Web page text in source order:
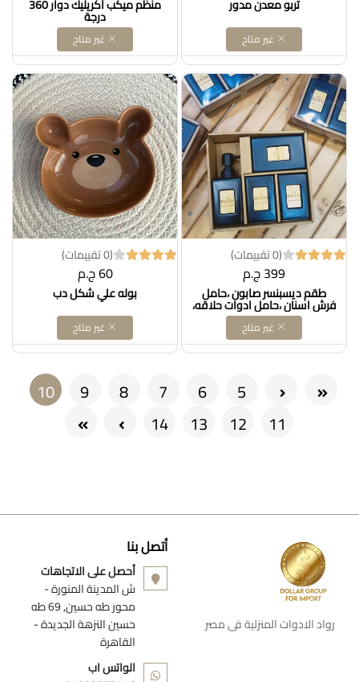
تربو معدن مدور
غير متاح
منظم ميكب أكريليك دوار 360
درجة
غير متاح
(0 تقييمات)
399 ج.م
طقم ديسبنسر صابون ،حامل
فرش اسنان ،حامل ادوات حلاقه،
صبانه
غير متاح
(0 تقييمات)
60 ج.م
بوله علي شكل دب
غير متاح
5
6
7
8
9
10
11
12
13
14
رواد الادوات المنزلية فى مصر
أتصل بنا
أحصل على الاتجاهات
ش المدينة المنورة -
محور طه حسين, 69 طه
حسين النزهة الجديدة -
القاهرة
الواتس اب